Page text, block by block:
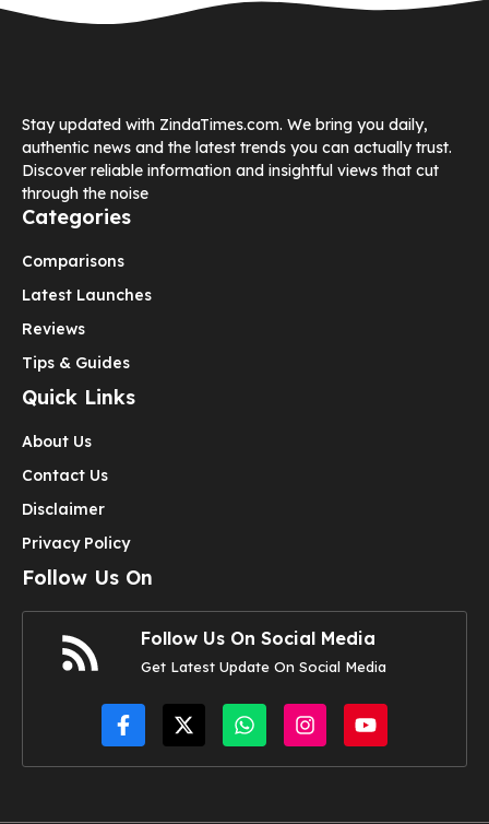
Stay updated with ZindaTimes.com. We bring you daily,
authentic news and the latest trends you can actually trust.
Discover reliable information and insightful views that cut
through the noise
Categories
Comparisons
Latest Launches
Reviews
Tips & Guides
Quick Links
About Us
Contact Us
Disclaimer
Privacy Policy
Follow Us On
Follow Us On Social Media
Get Latest Update On Social Media